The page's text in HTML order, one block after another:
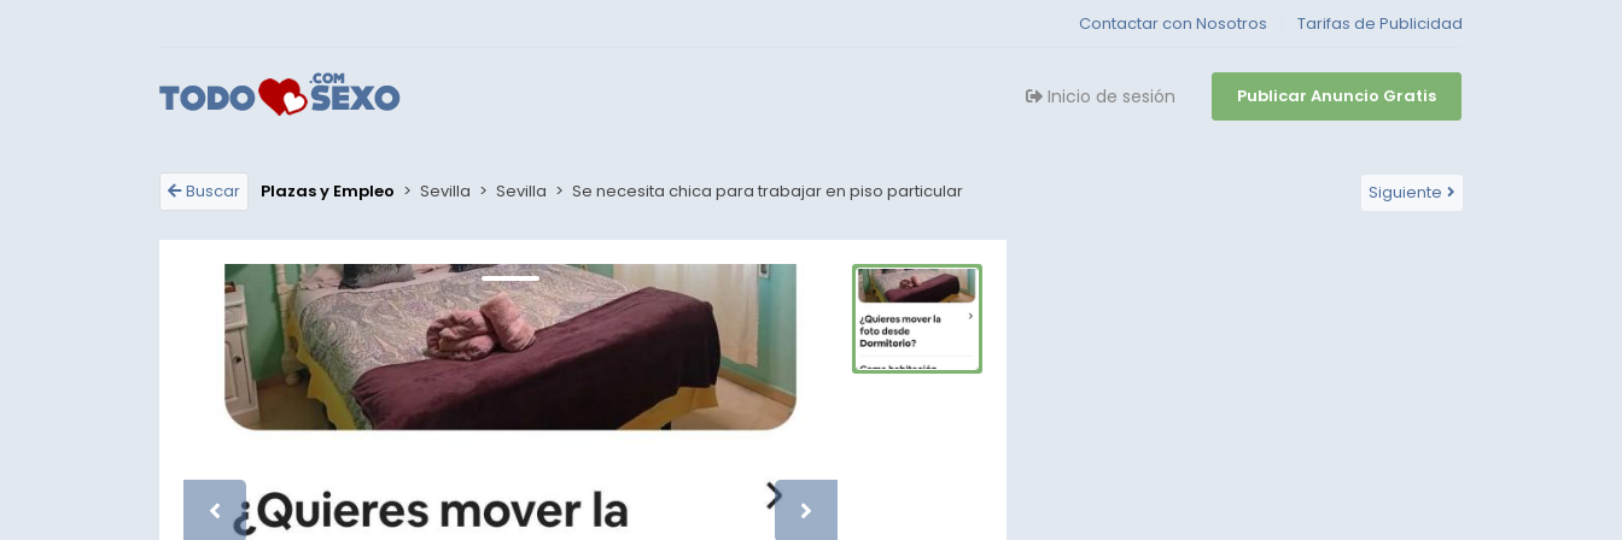
Tarifas de Publicidad
Contactar con Nosotros
Publicar Anuncio Gratis
Inicio de sesión
Buscar Plazas y Empleo > Sevilla > Sevilla > Se necesita chica para trabajar en piso particular Siguiente